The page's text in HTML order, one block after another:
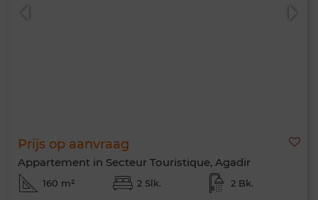
Prijs op aanvraag
Appartement in Secteur Touristique, Agadir
160 m² 2 Slk. 2 Bk.